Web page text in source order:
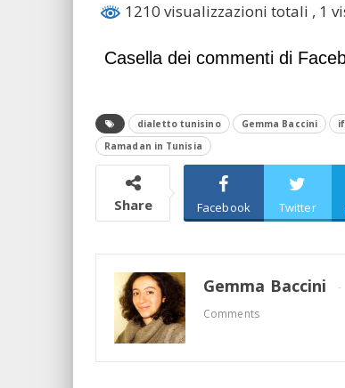
1210 visualizzazioni totali , 1
Casella dei commenti di
dialetto tunisino Gemma Baccini
Ramadan in Tunisia
Share Facebook Twitter
Gemma Baccini
Comments